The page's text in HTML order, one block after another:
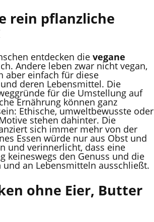
rein pflanzliche
entdecken die vegane
Andere leben zwar nicht vegan,
aber einfach für diese
und deren Lebensmittel. Die
für die Umstellung auf
Ernährung können ganz
Ethische, umweltbewusste oder
stehen dahinter. Die
sich immer mehr von der
Essen würde nur aus Obst und
und verinnerlicht, dass eine
keineswegs den Genuss und die
und an Lebensmitteln ausschließt.
ohne Eier, Butter